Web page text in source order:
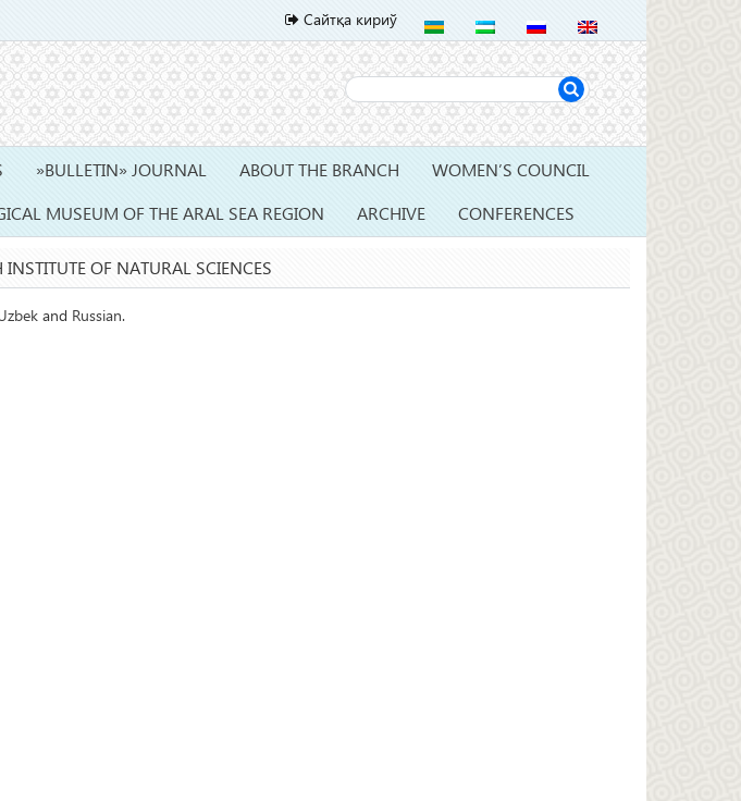
Сайтқа кириў
»BULLETIN» JOURNAL ABOUT THE BRANCH
WOMEN’S COUNCIL
MUSEUM OF THE ARAL SEA REGION ARCHIVE CONFERENCES
OF NATURAL SCIENCES
and Russian.